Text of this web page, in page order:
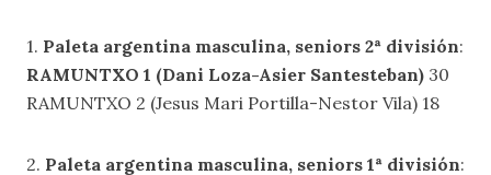
1. Paleta argentina masculina, seniors 2ª división:
RAMUNTXO 1 (Dani Loza-Asier Santesteban) 30
RAMUNTXO 2 (Jesus Mari Portilla-Nestor Vila) 18
2. Paleta argentina masculina, seniors 1ª división: